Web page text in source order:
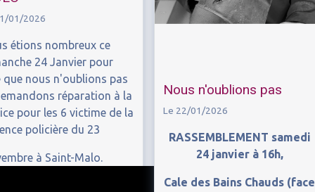
01/2026
étions nombreux ce
24 Janvier pour
que nous n'oublions pas
réparation à la
pour les 6 victime de la
policière du 23
à Saint-Malo.
Nous n'oublions pas
Le 22/01/2026
RASSEMBLEMENT samedi
24 janvier à 16h,
Cale des Bains Chauds (face